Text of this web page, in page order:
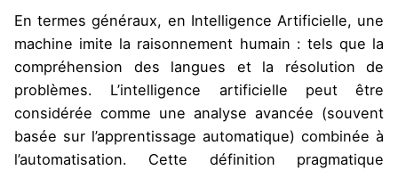
En termes généraux, en Intelligence Artificielle, une
machine imite la raisonnement humain : tels que la
compréhension des langues et la résolution de
problèmes. L’intelligence artificielle peut être
considérée comme une analyse avancée (souvent
basée sur l’apprentissage automatique) combinée à
l’automatisation. Cette définition pragmatique